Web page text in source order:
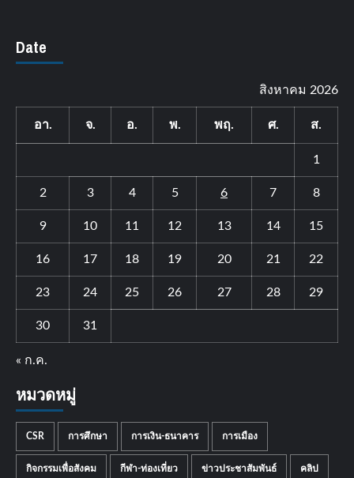
Date
สิงหาคม 2026
อา. จ. อ. พ. พฤ. ศ. ส.
1
2 3 4 5 6 7 8
9 10 11 12 13 14 15
16 17 18 19 20 21 22
23 24 25 26 27 28 29
30 31
« ก.ค.
หมวดหมู่
CSR การศึกษา การเงิน-ธนาคาร การเมือง
กิจกรรมเพื่อสังคม กีฬา-ท่องเที่ยว ข่าวประชาสัมพันธ์ คลิป